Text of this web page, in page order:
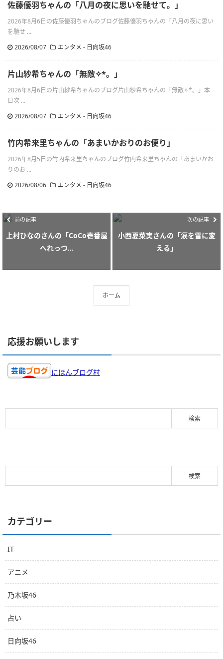
佐藤優羽ちゃんの「八月の夜に思いを馳せて。」
2026年8月6日の佐藤優羽ちゃんのブログ佐藤優羽ちゃんの「八月の夜に思い
を馳せ ...
2026/08/07
エンタメ - 日向坂46
片山紗希ちゃんの「無敵✧︎*。」
2026年8月6日の片山紗希ちゃんのブログ片山紗希ちゃんの「無敵✧︎*。」本
日次 ...
2026/08/07
エンタメ - 日向坂46
竹内希来里ちゃんの「あまいかおりのお便り」
2026年8月5日の竹内希来里ちゃんのブログ竹内希来里ちゃんの「あまいかお
りのお ...
2026/08/06
エンタメ - 日向坂46
前の記事
上村ひなのさんの「CoCo壱番屋
へれっつ...
次の記事
小西夏菜実さんの「涙を雪に変
える」
ホーム
応援お願いします
にほんブログ村
カテゴリー
IT
アニメ
乃木坂46
占い
日向坂46